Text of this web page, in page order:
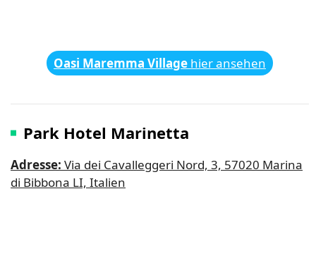
Oasi Maremma Village hier ansehen
Park Hotel Marinetta
Adresse: Via dei Cavalleggeri Nord, 3, 57020 Marina
di Bibbona LI, Italien